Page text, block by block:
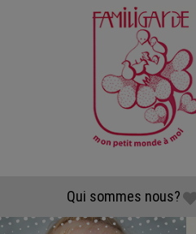
Qui sommes nous?